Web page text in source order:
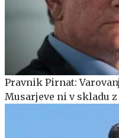
Pravnik Pirnat:
Musarjeve ni v skladu